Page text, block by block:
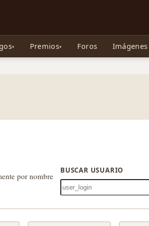
de Gollum, la Tolkienpedia y más
Premios Foros Imágenes
por nombre
BUSCAR USUARIO